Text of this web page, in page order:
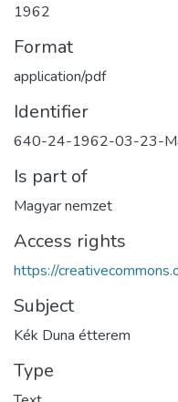
1962
Format
application/pdf
Identifier
640-24-1962-03-23-
Is part of
Magyar nemzet
Access rights
https://
Subject
Kék Duna étterem
Type